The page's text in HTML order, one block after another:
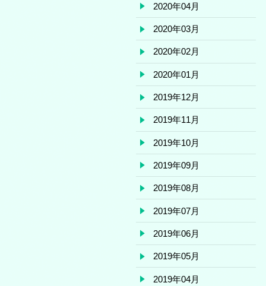
2020年04月
2020年03月
2020年02月
2020年01月
2019年12月
2019年11月
2019年10月
2019年09月
2019年08月
2019年07月
2019年06月
2019年05月
2019年04月